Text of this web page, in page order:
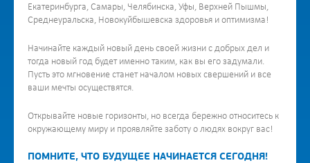
Екатеринбурга, Самары, Челябинска, Уфы, Верхней Пышмы,
Среднеуральска, Новокуйбышевска здоровья и оптимизма!
Начинайте каждый новый день своей жизни с добрых дел и
тогда новый год будет именно таким, как вы его задумали.
Пусть это мгновение станет началом новых свершений и все
ваши мечты осуществятся.
Открывайте новые горизонты, но всегда бережно относитесь к
окружающему миру и проявляйте заботу о людях вокруг вас!
ПОМНИТЕ, ЧТО БУДУЩЕЕ НАЧИНАЕТСЯ СЕГОДНЯ!